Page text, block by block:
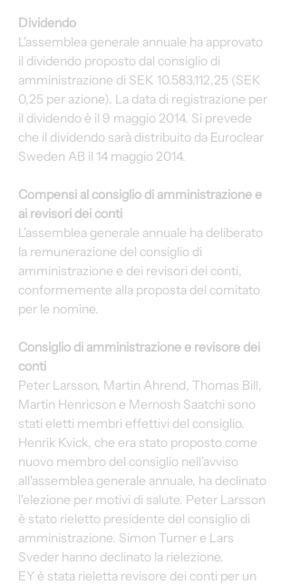
Dividendo
L'assemblea generale annuale ha approvato
il dividendo proposto dal consiglio di
amministrazione di SEK 10.583.112,25 (SEK
0,25 per azione). La data di registrazione per
il dividendo è il 9 maggio 2014. Si prevede
che il dividendo sarà distribuito da Euroclear
Sweden AB il 14 maggio 2014.
Compensi al consiglio di amministrazione e
ai revisori dei conti
L'assemblea generale annuale ha deliberato
la remunerazione del consiglio di
amministrazione e dei revisori dei conti,
conformemente alla proposta del comitato
per le nomine.
Consiglio di amministrazione e revisore dei
conti
Peter Larsson, Martin Ahrend, Thomas Bill,
Martin Henricson e Mernosh Saatchi sono
stati eletti membri effettivi del consiglio.
Henrik Kvick, che era stato proposto come
nuovo membro del consiglio nell'avviso
all'assemblea generale annuale, ha declinato
l'elezione per motivi di salute. Peter Larsson
è stato rieletto presidente del consiglio di
amministrazione. Simon Turner e Lars
Sveder hanno declinato la rielezione.
EY è stata rieletta revisore dei conti per un